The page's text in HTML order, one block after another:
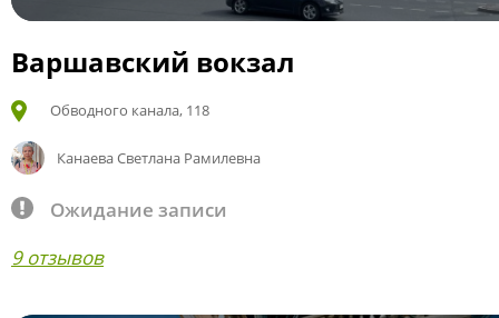
Варшавский вокзал
Обводного канала, 118
Канаева Светлана Рамилевна
Ожидание записи
9 отзывов